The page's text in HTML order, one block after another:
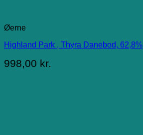
Øerne
Highland Park , Thyra Danebod, 62,8%
998,00 kr.